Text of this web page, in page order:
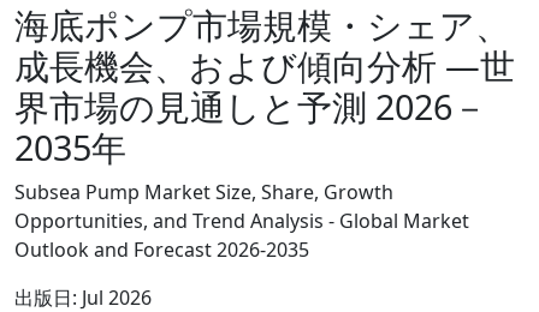
海底ポンプ市場規模・シェア、
成長機会、および傾向分析 ―世
界市場の見通しと予測 2026－
2035年
Subsea Pump Market Size, Share, Growth
Opportunities, and Trend Analysis - Global Market
Outlook and Forecast 2026-2035
出版日: Jul 2026